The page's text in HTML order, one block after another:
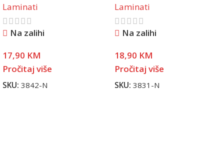
Laminati
Na zalihi
17,90 KM
Pročitaj više
SKU: 3842-N
Laminati
Na zalihi
18,90 KM
Pročitaj više
SKU: 3831-N